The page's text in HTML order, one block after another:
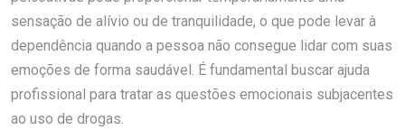
sensação de alívio ou de tranquilidade, o que pode levar à
dependência quando a pessoa não consegue lidar com suas
emoções de forma saudável. É fundamental buscar ajuda
profissional para tratar as questões emocionais subjacentes
ao uso de drogas.